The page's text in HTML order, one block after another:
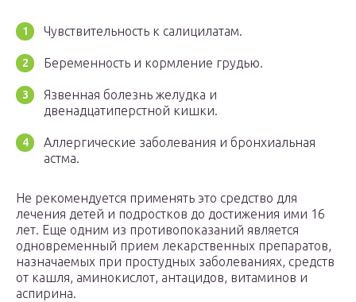
Чувствительность к салицилатам.
Беременность и кормление грудью.
Язвенная болезнь желудка и
двенадцатиперстной кишки.
Аллергические заболевания и бронхиальная
астма.
Не рекомендуется применять это средство для
лечения детей и подростков до достижения ими 16
лет. Еще одним из противопоказаний является
одновременный прием лекарственных препаратов,
назначаемых при простудных заболеваниях, средств
от кашля, аминокислот, антацидов, витаминов и
аспирина.